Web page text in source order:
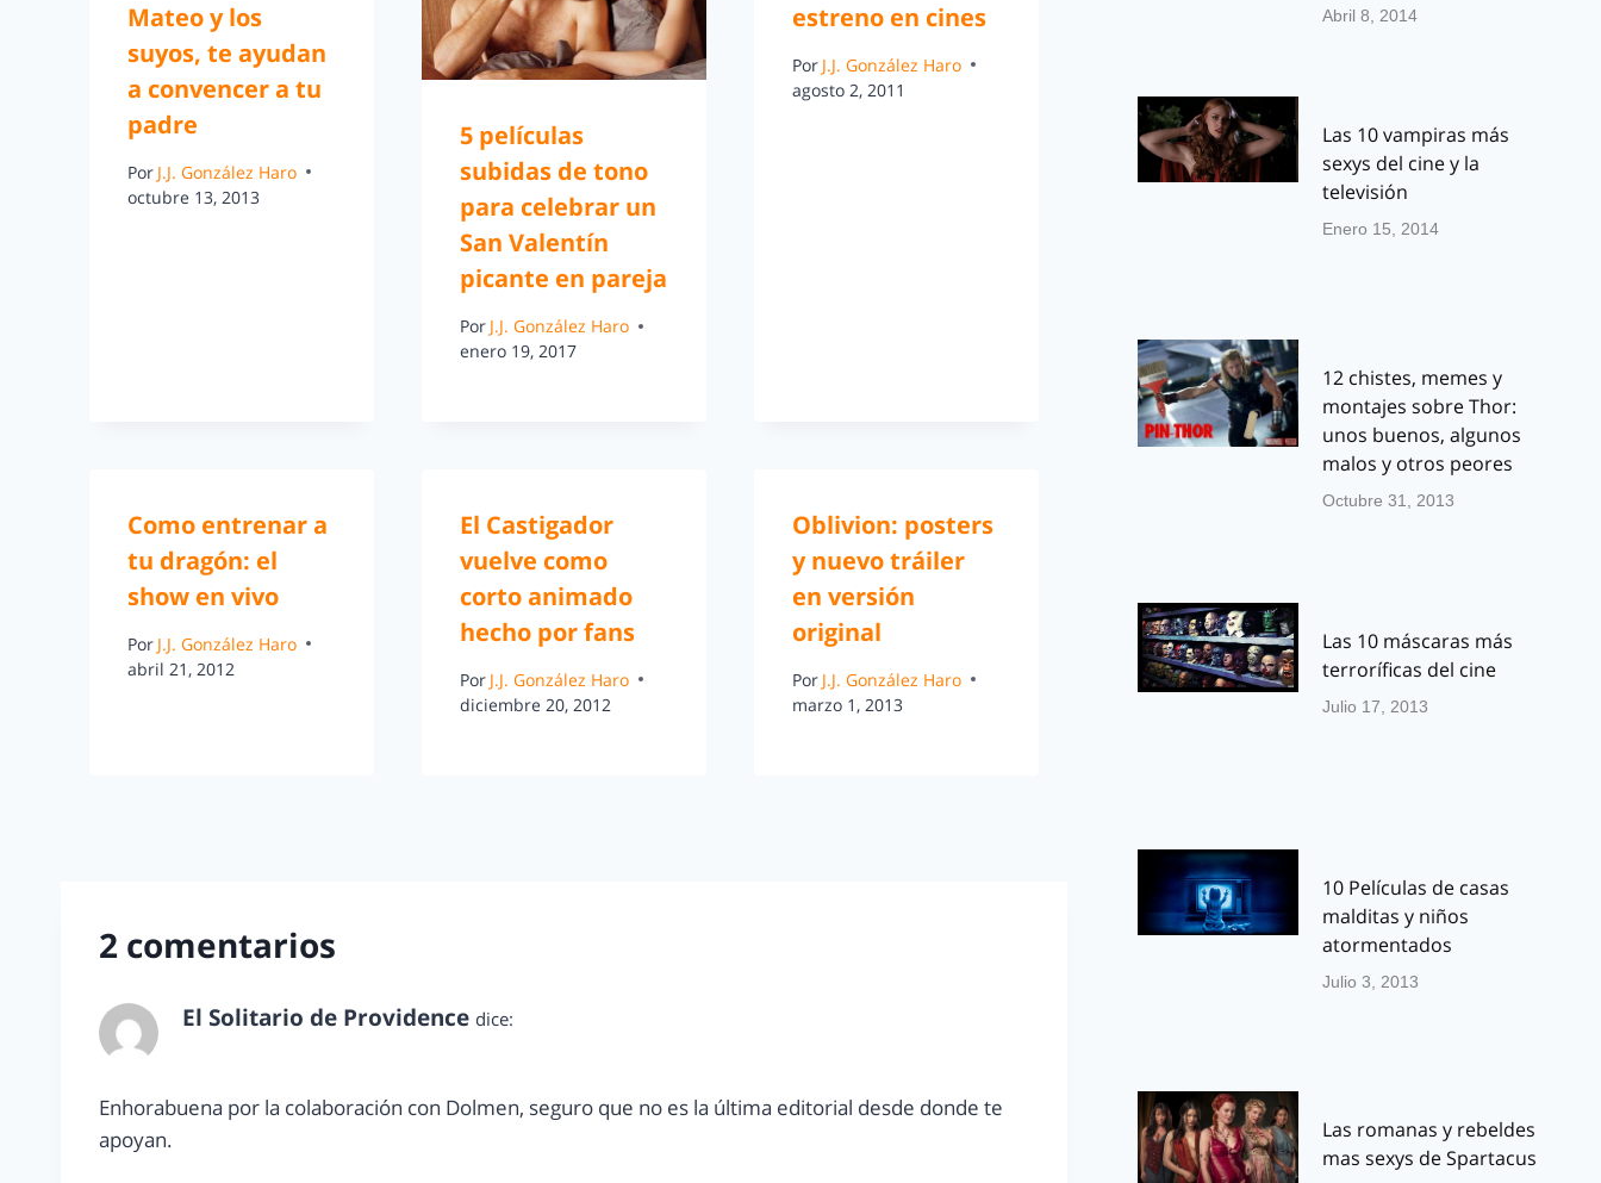
Mateo y los
suyos, te ayudan
a convencer a tu
padre
Por J.J. González Haro
octubre 13, 2013
5 películas
subidas de tono
para celebrar un
San Valentín
picante en pareja
Por J.J. González Haro
enero 19, 2017
estreno en cines
Por J.J. González Haro
agosto 2, 2011
Como entrenar a
tu dragón: el
show en vivo
Por J.J. González Haro
abril 21, 2012
El Castigador
vuelve como
corto animado
hecho por fans
Por J.J. González Haro
diciembre 20, 2012
Oblivion: posters
y nuevo tráiler
en versión
original
Por J.J. González Haro
marzo 1, 2013
2 comentarios
El Solitario de Providence dice:
Enhorabuena por la colaboración con Dolmen, seguro que no es la última editorial desde donde te
apoyan.
Abril 8, 2014
Las 10 vampiras más
sexys del cine y la
televisión
Enero 15, 2014
12 chistes, memes y
montajes sobre Thor:
unos buenos, algunos
malos y otros peores
Octubre 31, 2013
Las 10 máscaras más
terroríficas del cine
Julio 17, 2013
10 Películas de casas
malditas y niños
atormentados
Julio 3, 2013
Las romanas y rebeldes
mas sexys de Spartacus